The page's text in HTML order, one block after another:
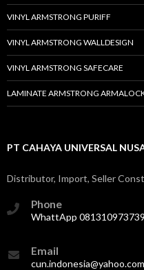
VINYL ARMSTRONG PURIFF
VINYL ARMSTRONG WALLDESIGN
VINYL ARMSTRONG SAFECARE
LAMINATE ARMSTRONG
PT CAHAYA UNIVERSAL
Distributor, Import, Seller
Phone
WhattApp
Email